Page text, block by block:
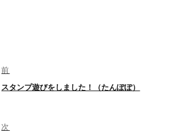
稿
ビ
前
前
稿:
スタンプ遊びをしました！（たんぽぽ）
次